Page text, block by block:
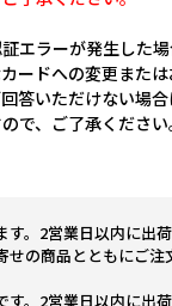
エラーが発生した
ードへの変更また
答いただけない場
で、ご了承ください
す。2営業日以内に出
せの商品とともにご
す。2営業日以内に出